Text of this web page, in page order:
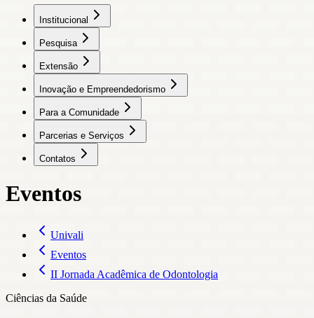
Institucional
Pesquisa
Extensão
Inovação e Empreendedorismo
Para a Comunidade
Parcerias e Serviços
Contatos
Eventos
Univali
Eventos
II Jornada Acadêmica de Odontologia
Ciências da Saúde